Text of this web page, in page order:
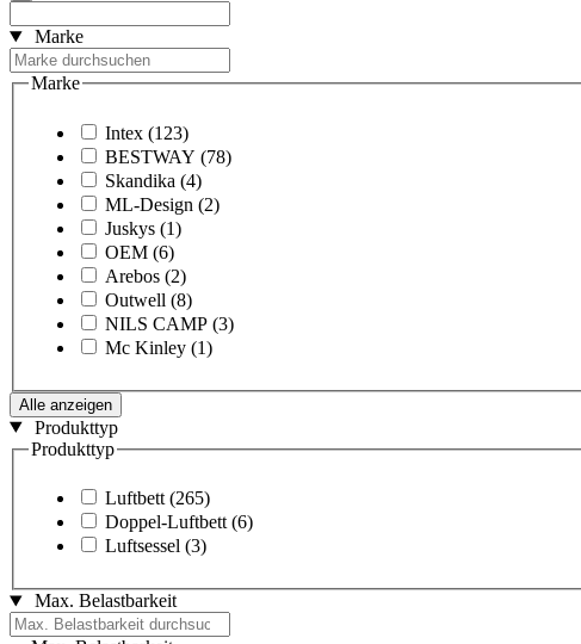
Marke
Marke
Intex (123)
BESTWAY (78)
Skandika (4)
ML-Design (2)
Juskys (1)
OEM (6)
Arebos (2)
Outwell (8)
NILS CAMP (3)
Mc Kinley (1)
Alle anzeigen
Produkttyp
Produkttyp
Luftbett (265)
Doppel-Luftbett (6)
Luftsessel (3)
Max. Belastbarkeit